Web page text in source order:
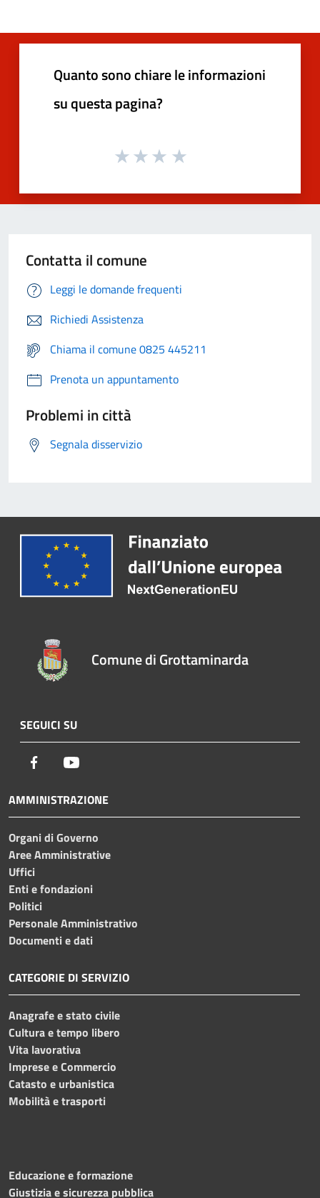
Quanto sono chiare le informazioni
su questa pagina?
Contatta il comune
Leggi le domande frequenti
Richiedi Assistenza
Chiama il comune 0825 445211
Prenota un appuntamento
Problemi in città
Segnala disservizio
Comune di Grottaminarda
SEGUICI SU
Facebook
AMMINISTRAZIONE
Organi di Governo
Aree Amministrative
Uffici
Enti e fondazioni
Politici
Personale Amministrativo
Documenti e dati
CATEGORIE DI SERVIZIO
Anagrafe e stato civile
Cultura e tempo libero
Vita lavorativa
Imprese e Commercio
Catasto e urbanistica
Mobilità e trasporti
Educazione e formazione
Giustizia e sicurezza pubblica